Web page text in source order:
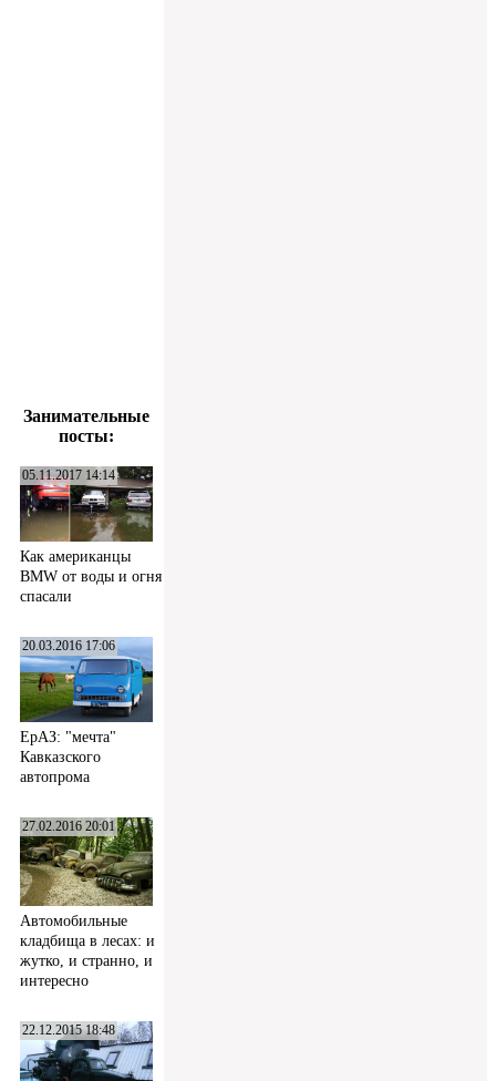
Занимательные
посты:
05.11.2017 14:14
Как американцы
BMW от воды и огня
спасали
20.03.2016 17:06
ЕрАЗ: "мечта"
Кавказского
автопрома
27.02.2016 20:01
Автомобильные
кладбища в лесах: и
жутко, и странно, и
интересно
22.12.2015 18:48